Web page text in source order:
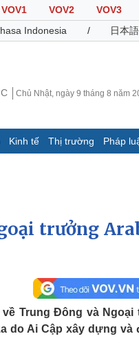
VOV1 VOV2 VOV3
Indonesia / 日本語
Chủ Nhật, ngày 9 tháng 8 năm
Kinh tế Thị trường Pháp
Hồ sơ
Thể thao
Lịch thi đấu bóng đá
Thế giới thể thao
trưởng
về Trung Đông và
do Ai Cập xây dựng